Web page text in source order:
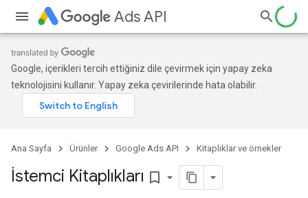
Ads API
Google, içerikleri tercih ettiğiniz dile çevirmek için yapay zeka
teknolojisini kullanır. Yapay zeka çevirilerinde hata olabilir.
Ana Sayfa Ürünler Google Ads API Kitaplıklar ve örnekler
İstemci Kitaplıkları bookmark_border